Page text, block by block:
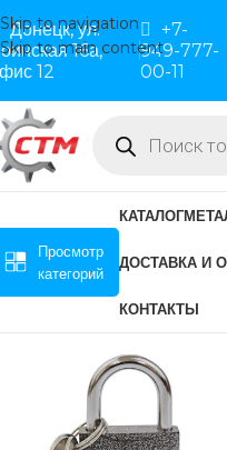
Skip to navigation
Skip to main content
Донецк, ул.
16а,
12
+7-
949-777-
00-11
Просмотр
категорий
КАТАЛОГ
ДОСТАВКА И
КОНТАКТЫ